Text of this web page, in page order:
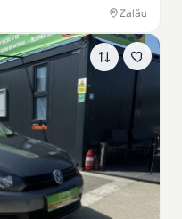
Zalău